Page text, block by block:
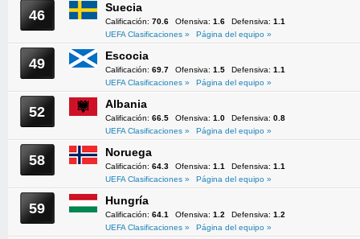
46 Suecia
Calificación: 70.6 Ofensiva: 1.6 Defensiva: 1.1
UEFA Clasificaciones »
Página del equipo »
49 Escocia
Calificación: 69.7 Ofensiva: 1.5 Defensiva: 1.1
UEFA Clasificaciones »
Página del equipo »
52 Albania
Calificación: 66.5 Ofensiva: 1.0 Defensiva: 0.8
UEFA Clasificaciones »
Página del equipo »
58 Noruega
Calificación: 64.3 Ofensiva: 1.1 Defensiva: 1.1
UEFA Clasificaciones »
Página del equipo »
59 Hungría
Calificación: 64.1 Ofensiva: 1.2 Defensiva: 1.2
UEFA Clasificaciones »
Página del equipo »